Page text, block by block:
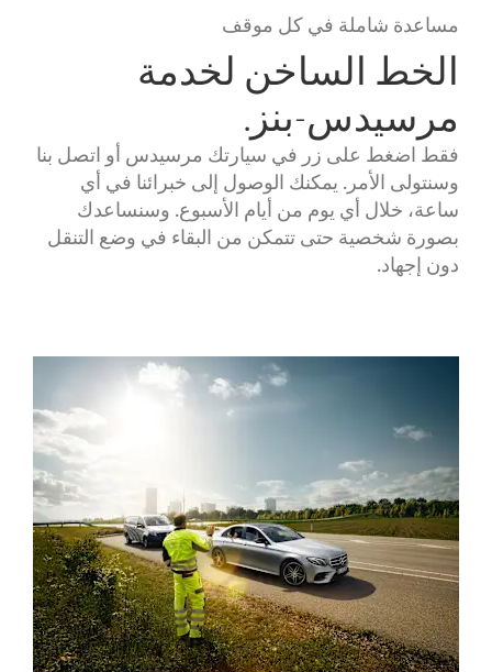
مساعدة شاملة في كل موقف
الخط الساخن لخدمة
مرسيدس-بنز.
فقط اضغط على زر في سيارتك مرسيدس أو اتصل بنا
وسنتولى الأمر. يمكنك الوصول إلى خبرائنا في أي
ساعة، خلال أي يوم من أيام الأسبوع. وسنساعدك
بصورة شخصية حتى تتمكن من البقاء في وضع التنقل
دون إجهاد.